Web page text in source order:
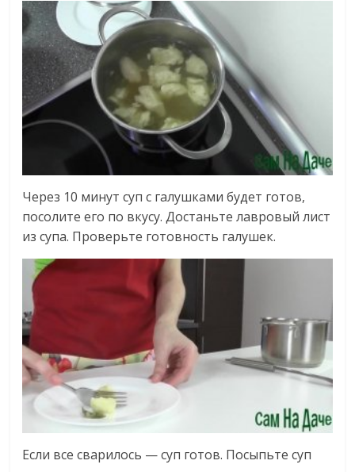
Через 10 минут суп с галушками будет готов,
посолите его по вкусу. Достаньте лавровый лист
из супа. Проверьте готовность галушек.
Если все сварилось — суп готов. Посыпьте суп